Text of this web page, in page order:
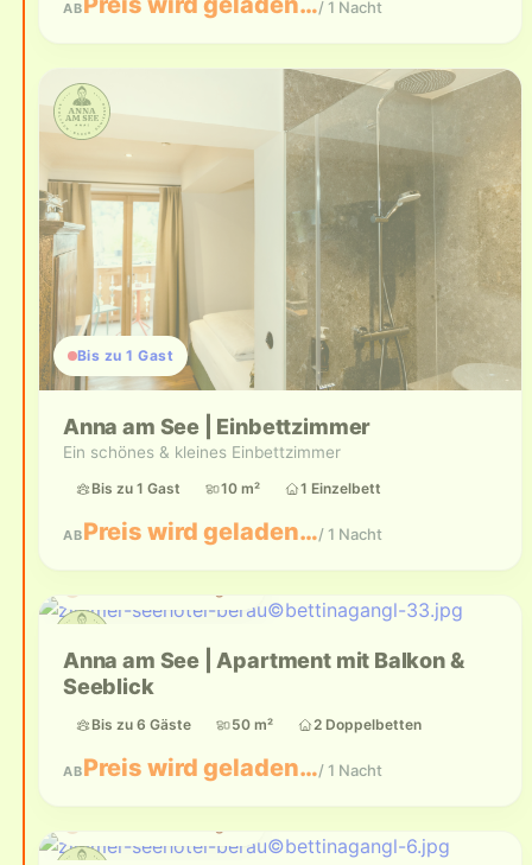
AB / 1 Nacht
Bis zu 1 Gast
Anna am See | Einbettzimmer
Ein schönes & kleines Einbettzimmer
Bis zu 1 Gast 10 m² 1 Einzelbett
ABPreis wird geladen…/ 1 Nacht
Anna am See | Apartment mit Balkon &
Seeblick
Bis zu 6 Gäste 50 m² 2 Doppelbetten
ABPreis wird geladen…/ 1 Nacht